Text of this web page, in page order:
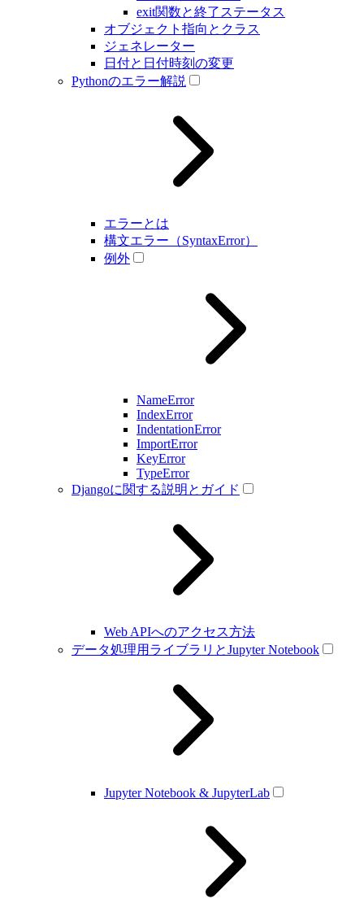
exit関数と終了ステータス
オブジェクト指向とクラス
ジェネレーター
日付と日付時刻の変更
Pythonのエラー解説
エラーとは
構文エラー（SyntaxError）
例外
NameError
IndexError
IndentationError
ImportError
KeyError
TypeError
Djangoに関する説明とガイド
Web APIへのアクセス方法
データ処理用ライブラリとJupyter Notebook
Jupyter Notebook & JupyterLab